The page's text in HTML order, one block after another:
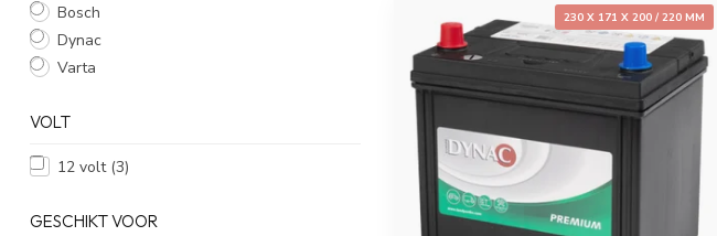
Bosch
Dynac
Varta
VOLT
12 volt (3)
GESCHIKT VOOR
230 X 171 X 200 / 220 MM